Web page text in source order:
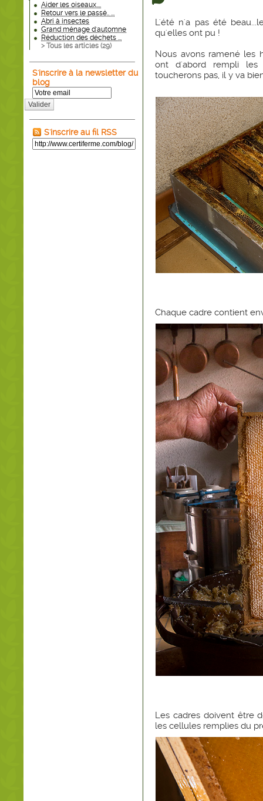
Aider les oiseaux....
Retour vers le passé.. ...
Abri à insectes
Grand ménage d'automne
Réduction des déchets ...
> Tous les articles (29)
S'inscrire à la newsletter du
blog
Valider
S'inscrire au fil RSS
L'été n'a pas été
qu'elles ont pu !
Nous avons ramené les
ont d'abord rempli les
toucherons pas, il y va
Chaque cadre contient
Les cadres doivent être
les cellules remplies du